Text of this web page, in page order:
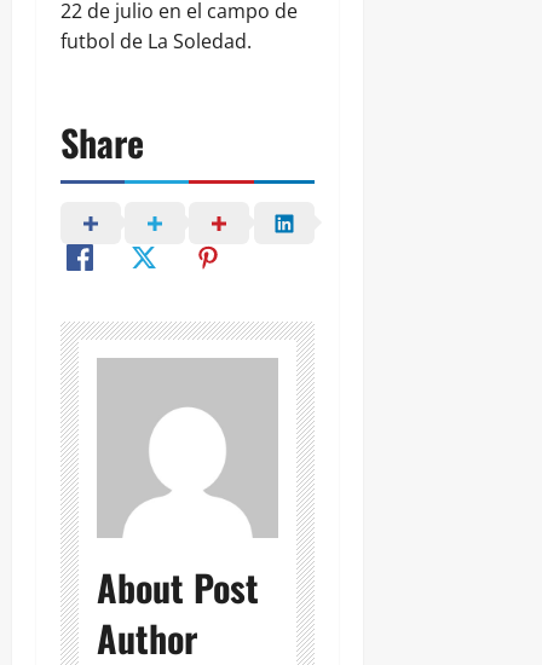
22 de julio en el campo de
futbol de La Soledad.
Share
About Post
Author